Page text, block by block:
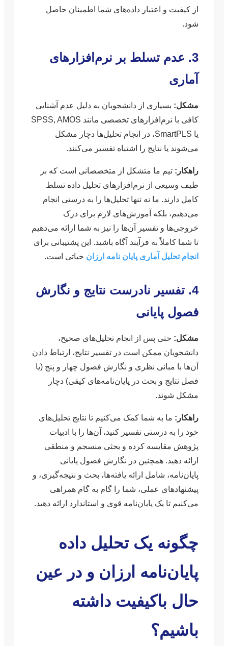
از کیفیت و اعتبار داده‌های شما اطمینان حاصل
شود.
3. عدم تسلط بر نرم‌افزارهای
آماری
مشکل: بسیاری از دانشجویان به دلیل عدم آشنایی
کافی با نرم‌افزارهای تخصصی مانند SPSS, AMOS
یا SmartPLS، در انجام تحلیل‌ها دچار مشکل
می‌شوند یا نتایج را اشتباه تفسیر می‌کنند.
راهکار: تیم ما متشکل از متخصصانی است که بر
طیف وسیعی از نرم‌افزارهای تحلیل داده تسلط
کامل دارند. ما نه تنها تحلیل‌ها را به درستی انجام
می‌دهیم، بلکه آموزش‌های لازم برای درک
خروجی‌ها و تفسیر آن‌ها را نیز به شما ارائه می‌دهیم
تا شما کاملاً به فرآیند آگاه باشید. این پشتیبانی برای
انجام تحلیل آماری پایان نامه ارزان حیاتی است.
4. تفسیر نادرست نتایج و نگارش
فصول پایانی
مشکل: حتی پس از انجام تحلیل‌های صحیح،
دانشجویان ممکن است در تفسیر نتایج، ارتباط دادن
آن‌ها با مبانی نظری و نگارش فصول چهار و پنج (یا
فصل نتایج و بحث در پایان‌نامه‌های کیفی) دچار
مشکل شوند.
راهکار: ما به شما کمک می‌کنیم تا نتایج تحلیل‌های
خود را به درستی تفسیر کنید، آن‌ها را با ادبیات
پژوهش مقایسه کرده و بحثی منسجم و منطقی
ارائه دهید. همچنین در نگارش فصول پایانی
پایان‌نامه، شامل ارائه یافته‌ها، بحث و نتیجه‌گیری، و
پیشنهادهای عملی، شما را گام به گام همراهی
می‌کنیم تا یک پایان‌نامه قوی و استاندارد ارائه دهید.
چگونه یک تحلیل داده
پایان‌نامه ارزان و در عین
حال باکیفیت داشته
باشیم؟